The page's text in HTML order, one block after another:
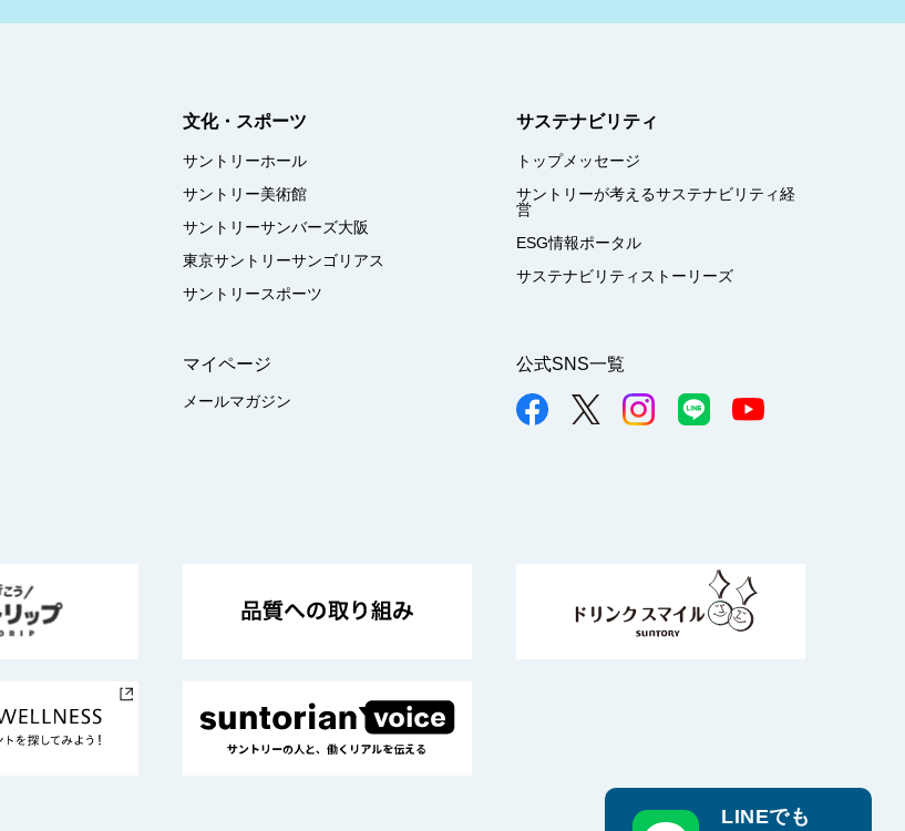
LINEでも
文化・スポーツ
サントリーホール
サントリー美術館
サントリーサンバーズ大阪
東京サントリーサンゴリアス
サントリースポーツ
サステナビリティ
トップメッセージ
サントリーが考えるサステナビリティ経
営
ESG情報ポータル
サステナビリティストーリーズ
マイページ
メールマガジン
公式SNS一覧